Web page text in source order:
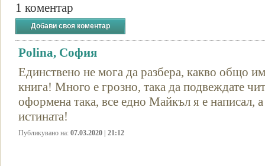
1 коментар
Добави своя коментар
Polina, София
Единствено не мога да разбера, какво общо
книга! Много е грозно, така да подвеждате
оформена така, все едно Майкъл я е написал,
истината!
Публикувано на: 07.03.2020 | 21:12